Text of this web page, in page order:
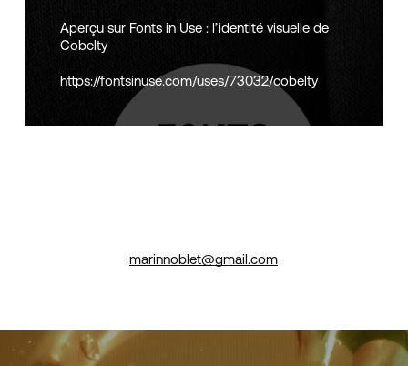
Aperçu sur Fonts in Use : l’identité visuelle de
Cobelty
https://fontsinuse.com/uses/73032/cobelty
marinnoblet@gmail.com